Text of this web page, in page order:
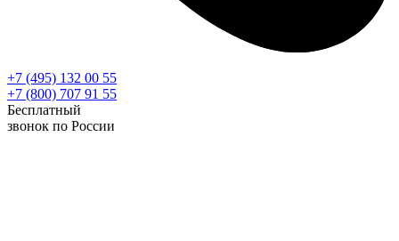
+7 (495) 132 00 55
+7 (800) 707 91 55
Бесплатный
звонок по России